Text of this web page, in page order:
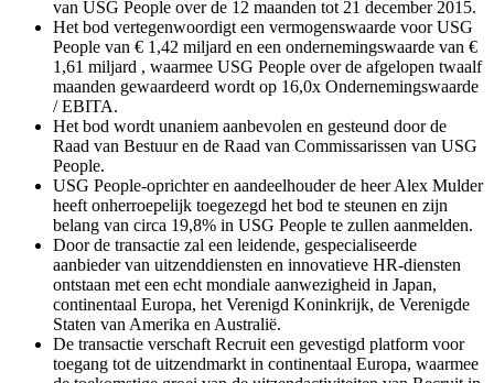
van USG People over de 12 maanden tot 21 december 2015.
Het bod vertegenwoordigt een vermogenswaarde voor USG
People van € 1,42 miljard en een ondernemingswaarde van €
1,61 miljard , waarmee USG People over de afgelopen twaalf
maanden gewaardeerd wordt op 16,0x Ondernemingswaarde
/ EBITA.
Het bod wordt unaniem aanbevolen en gesteund door de
Raad van Bestuur en de Raad van Commissarissen van USG
People.
USG People-oprichter en aandeelhouder de heer Alex Mulder
heeft onherroepelijk toegezegd het bod te steunen en zijn
belang van circa 19,8% in USG People te zullen aanmelden.
Door de transactie zal een leidende, gespecialiseerde
aanbieder van uitzenddiensten en innovatieve HR-diensten
ontstaan met een echt mondiale aanwezigheid in Japan,
continentaal Europa, het Verenigd Koninkrijk, de Verenigde
Staten van Amerika en Australië.
De transactie verschaft Recruit een gevestigd platform voor
toegang tot de uitzendmarkt in continentaal Europa, waarmee